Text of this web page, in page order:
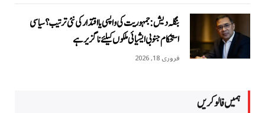
بنگلہ دیش: جمہوریت کی واپسی یا اقتدار کی نئی ترتیب؟ سیاسی
استحکام جنوبی ایشیائی ملکوں کیلئے ناگزیر ہے
فروری 18, 2026
ہمیں فالو کریں